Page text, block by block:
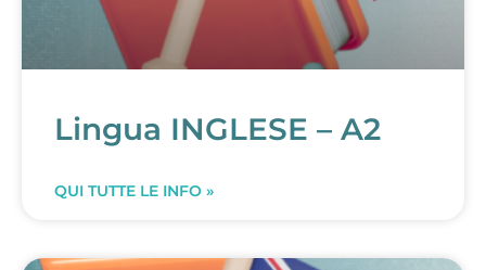
Lingua INGLESE – A2
QUI TUTTE LE INFO »